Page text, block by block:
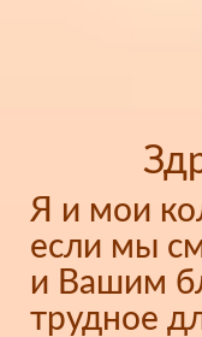
Я и мои
если мы
и Вашим
трудное